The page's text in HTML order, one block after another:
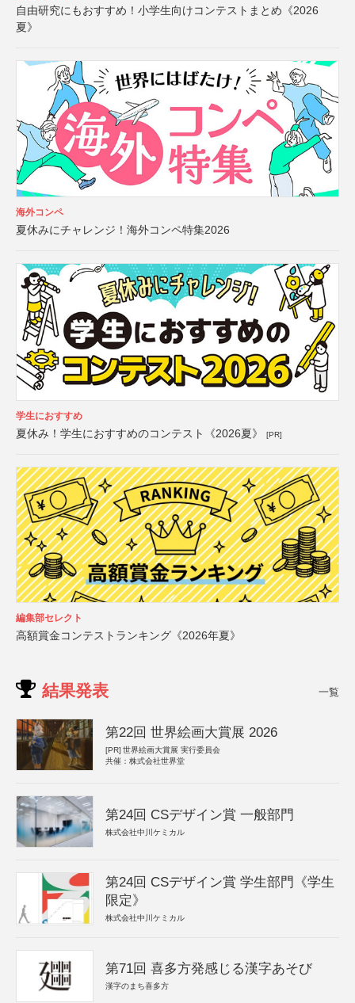
自由研究にもおすすめ！小学生向けコンテストまとめ《2026
夏》
海外コンペ
夏休みにチャレンジ！海外コンペ特集2026
学生におすすめ
夏休み！学生におすすめのコンテスト《2026夏》 [PR]
編集部セレクト
高額賞金コンテストランキング《2026年夏》
結果発表 一覧
第22回 世界絵画大賞展 2026
[PR] 世界絵画大賞展 実行委員会
共催：株式会社世界堂
第24回 CSデザイン賞 一般部門
株式会社中川ケミカル
第24回 CSデザイン賞 学生部門《学生
限定》
株式会社中川ケミカル
第71回 喜多方発感じる漢字あそび
漢字のまち喜多方